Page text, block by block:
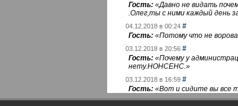
Гость: «Давно не видать
.Олег,ты с ними каждый день
04.12.2018 в 00:24 #
Гость: «Потому что не
03.12.2018 в 20:56 #
Гость: «Почему у
нету.НОНСЕНС.»
03.12.2018 в 16:59 #
Гость: «Вот и сидите вы все